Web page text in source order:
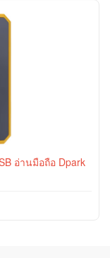
อ่านมือถือ Dpark